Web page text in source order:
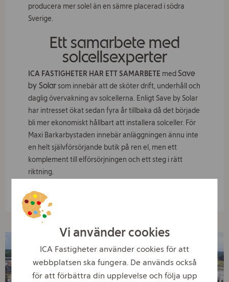
Vi använder cookies
ICA Fastigheter använder cookies för att
webbplatsen ska fungera. De används också
för att förbättra din upplevelse och följa upp
producera mer solel än en sämre placerad i södra
Sverige.
Ett samarbete med
solcellsexperter
ICA FASTIGHETER HAR ETT SAMARBETE med Save
by Solarsom innebär att de sköter drift, underhåll och
daglig övervakning av solcellerna. Enligt Save by Solar
har intresset ökat sedan fyra år tillbaka då det började
bli mer ekonomiskt hållbart att installera solceller. För
Maxi Barkarbystaden innebär anläggningen ännu inte
en helt självförsörjande butik på ren el, men ett
komplement till elförsörjningen och ett steg i rätt
riktning.